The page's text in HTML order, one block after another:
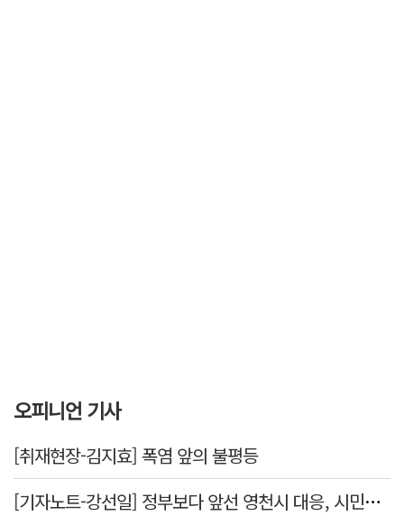
오피니언 기사
[취재현장-김지효] 폭염 앞의 불평등
[기자노트-강선일] 정부보다 앞선 영천시 대응, 시민보다 앞서선 안된다